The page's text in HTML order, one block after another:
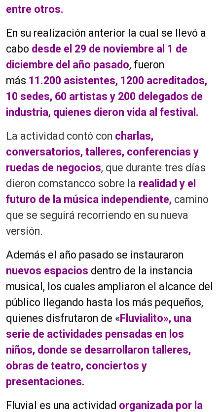
entre otros.
En su realización anterior la cual se llevó a
cabo desde el 29 de noviembre al 1 de
diciembre del año pasado, fueron
más 11.200 asistentes, 1200 acreditados,
10 sedes, 60 artistas y 200 delegados de
industria, quienes dieron vida al festival.
La actividad contó con charlas,
conversatorios, talleres, conferencias y
ruedas de negocios, que durante tres días
dieron comstancco sobre la realidad y el
futuro de la música independiente, camino
que se seguirá recorriendo en su nueva
versión.
Además el año pasado se instauraron
nuevos espacios dentro de la instancia
musical, los cuales ampliaron el alcance del
público llegando hasta los más pequeños,
quienes disfrutaron de «Fluvialito», una
serie de actividades pensadas en los
niños, donde se desarrollaron talleres,
obras de teatro, conciertos y
presentaciones.
Fluvial es una actividad organizada por la